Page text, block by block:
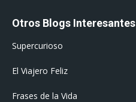
Otros Blogs Interesantes
Supercurioso
El Viajero Feliz
Frases de la Vida